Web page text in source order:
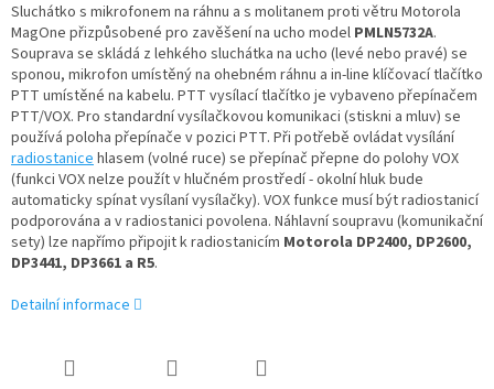
Sluchátko s mikrofonem na ráhnu a s molitanem proti větru Motorola
MagOne přizpůsobené pro zavěšení na ucho model PMLN5732A.
Souprava se skládá z lehkého sluchátka na ucho (levé nebo pravé) se
sponou, mikrofon umístěný na ohebném ráhnu a in-line klíčovací tlačítko
PTT umístěné na kabelu. PTT vysílací tlačítko je vybaveno přepínačem
PTT/VOX. Pro standardní vysílačkovou komunikaci (stiskni a mluv) se
používá poloha přepínače v pozici PTT. Při potřebě ovládat vysílání
radiostanicehlasem (volné ruce) se přepínač přepne do polohy VOX
(funkci VOX nelze použít v hlučném prostředí - okolní hluk bude
automaticky spínat vysílaní vysílačky). VOX funkce musí být radiostanicí
podporována a v radiostanici povolena. Náhlavní soupravu (komunikační
sety) lze napřímo připojit k radiostanicím Motorola DP2400, DP2600,
DP3441, DP3661 a R5.
Detailní informace